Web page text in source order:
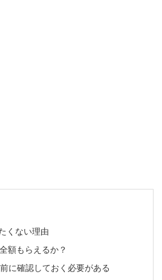
くない理由
額もらえるか？
に確認しておく必要がある